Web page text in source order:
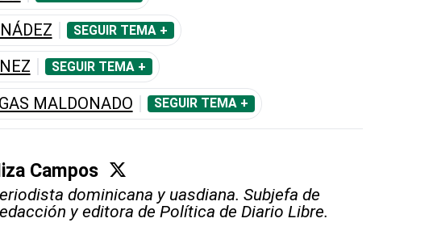
SEGUIR TEMA +
SEGUIR TEMA +
MALDONADO SEGUIR TEMA +
Campos
dominicana y uasdiana. Subjefa de
y editora de Política de Diario Libre.